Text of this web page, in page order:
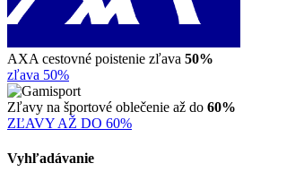
AXA cestovné poistenie zľava 50%
zľava 50%
Zľavy na športové oblečenie až do 60%
ZĽAVY AŽ DO 60%
Vyhľadávanie